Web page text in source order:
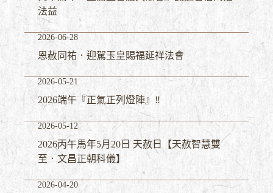
法益
2026-06-28
恩赦同祐．迎駕玉皇賜福延祥法會
2026-05-21
2026端午『正氣正列燈陣』‼️
2026-05-12
2026丙午馬年5月20日 天赦日【天赦智慧雙
至．文昌正朝科儀】
2026-04-20